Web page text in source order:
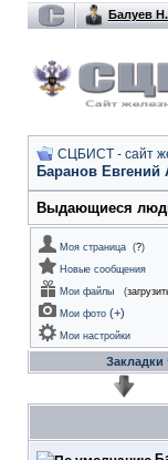
Балуев
СЦБИСТ - сайт
Баранов Евгений
Выдающиеся
Моя страница (?)
Новые сообщения
Мои файлы
(
Мои фото (+)
Мои настройки
Закладки